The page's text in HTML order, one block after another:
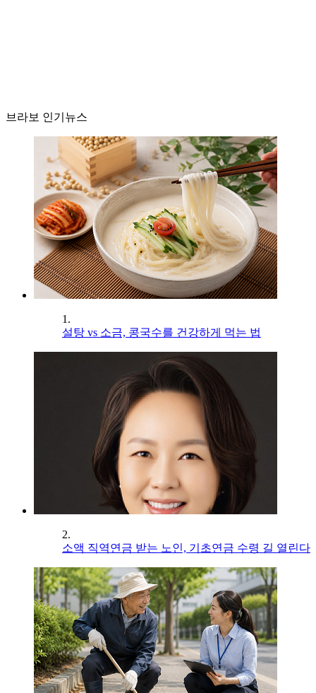
브라보 인기뉴스
1.
설탕 vs 소금, 콩국수를 건강하게 먹는 법
2.
소액 직역연금 받는 노인, 기초연금 수령 길 열린다